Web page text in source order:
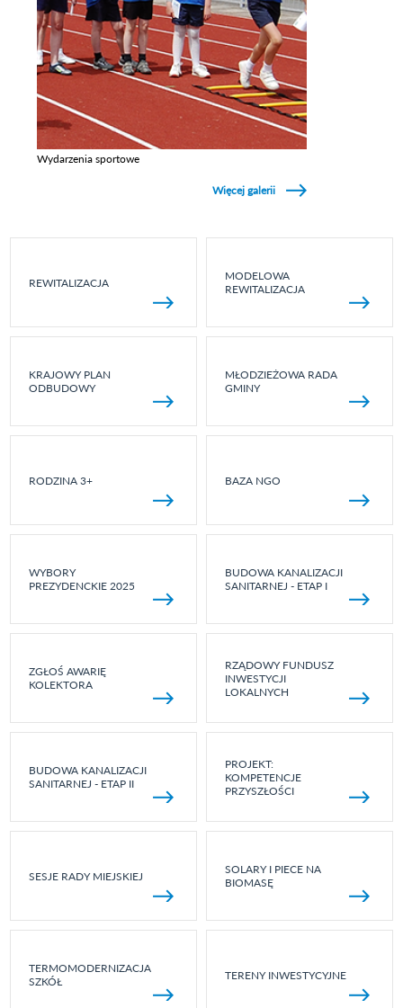
Wydarzenia sportowe
Więcej galerii
REWITALIZACJA
MODELOWA
REWITALIZACJA
KRAJOWY PLAN
ODBUDOWY
MŁODZIEŻOWA RADA
GMINY
RODZINA 3+ BAZA NGO
WYBORY
PREZYDENCKIE 2025
BUDOWA KANALIZACJI
SANITARNEJ - ETAP I
ZGŁOŚ AWARIĘ
KOLEKTORA
RZĄDOWY FUNDUSZ
INWESTYCJI
LOKALNYCH
BUDOWA KANALIZACJI
SANITARNEJ - ETAP II
PROJEKT:
KOMPETENCJE
PRZYSZŁOŚCI
SESJE RADY MIEJSKIEJ
SOLARY I PIECE NA
BIOMASĘ
TERMOMODERNIZACJA
SZKÓŁ
TERENY INWESTYCYJNE